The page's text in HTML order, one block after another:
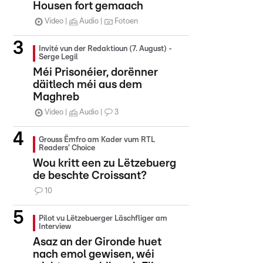
Housen fort gemaach
Video Audio Fotoen
Invité vun der Redaktioun (7. August) -
Serge Legil
Méi Prisonéier, dorënner
däitlech méi aus dem
Maghreb
Video Audio 3
Grouss Ëmfro am Kader vum RTL
Readers' Choice
Wou kritt een zu Lëtzebuerg
de beschte Croissant?
10
Pilot vu Lëtzebuerger Läschfliger am
Interview
Asaz an der Gironde huet
nach emol gewisen, wéi